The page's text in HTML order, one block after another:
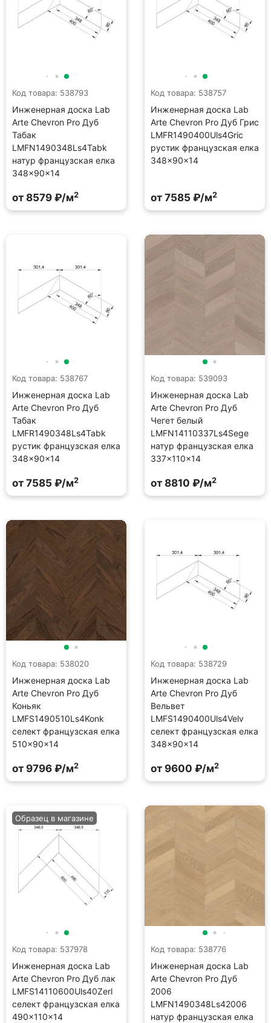
Код товара: 538793
Инженерная доска Lab
Arte Chevron Pro Дуб
Табак
LMFN1490348Ls4Tabk
натур французская елка
348×90×14
от 8579 ₽/м2
Код товара: 538757
Инженерная доска Lab
Arte Chevron Pro Дуб Грис
LMFR1490400Uls4Gric
рустик французская елка
348×90×14
от 7585 ₽/м2
Код товара: 538767
Инженерная доска Lab
Arte Chevron Pro Дуб
Табак
LMFR1490348Ls4Tabk
рустик французская елка
348×90×14
от 7585 ₽/м2
Код товара: 539093
Инженерная доска Lab
Arte Chevron Pro Дуб
Чегет белый
LMFN14110337Ls4Sege
натур французская елка
337×110×14
от 8810 ₽/м2
Код товара: 538020
Инженерная доска Lab
Arte Chevron Pro Дуб
Коньяк
LMFS1490510Ls4Konk
селект французская елка
510×90×14
от 9796 ₽/м2
Код товара: 538729
Инженерная доска Lab
Arte Chevron Pro Дуб
Вельвет
LMFS1490400Uls4Velv
селект французская елка
348×90×14
от 9600 ₽/м2
Код товара: 537978
Инженерная доска Lab
Arte Chevron Pro Дуб лак
LMFS14110600Uls40Zerl
селект французская елка
490×110×14
Образец в магазине
Код товара: 538776
Инженерная доска Lab
Arte Chevron Pro Дуб
2006
LMFN1490348Ls42006
натур французская елка